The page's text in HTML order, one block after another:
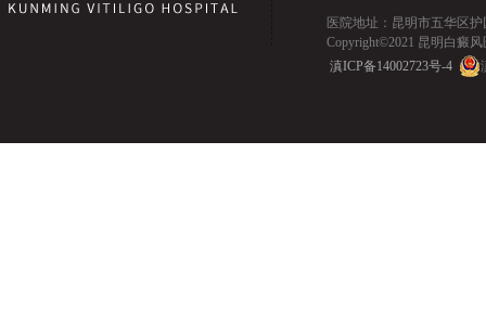
医院地址：昆明市五华区护
Copyright©2021 昆明白癜风
滇ICP备14002723号-4